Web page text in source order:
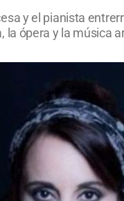
y el pianista
la ópera y la música